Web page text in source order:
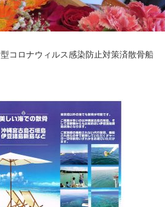
コロナウィルス感染防止対策済散骨船